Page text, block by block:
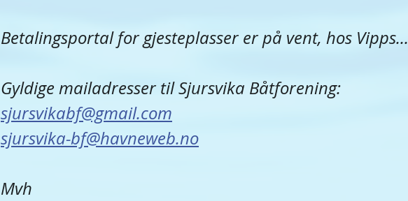
Betalingsportal for gjesteplasser er på vent, hos Vipps...
Gyldige mailadresser til Sjursvika Båtforening:
sjursvikabf@gmail.com
sjursvika-bf@havneweb.no
Mvh